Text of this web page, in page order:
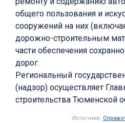
общего пользования и
сооружений на них
дорожно-строительным
части обеспечения
дорог.
Региональный
(надзор) осуществляет
строительства Тюменской
Источник: